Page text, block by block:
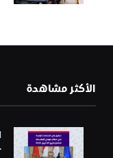
الأكثر مشاهدة
–